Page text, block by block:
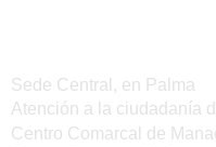
Sede Central, en Palma
Atención a la ciudadanía
Centro Comarcal de